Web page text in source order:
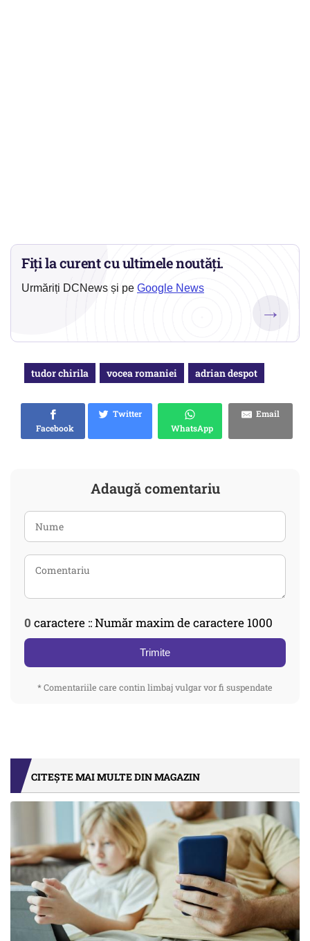
Fiți la curent cu ultimele noutăți.
Urmăriți DCNews și pe Google News
→
tudor chirila vocea romaniei adrian despot
Facebook
Twitter
WhatsApp
Email
Adaugă comentariu
0 caractere :: Număr maxim de caractere 1000
Trimite
* Comentariile care contin limbaj vulgar vor fi suspendate
CITEȘTE MAI MULTE DIN MAGAZIN